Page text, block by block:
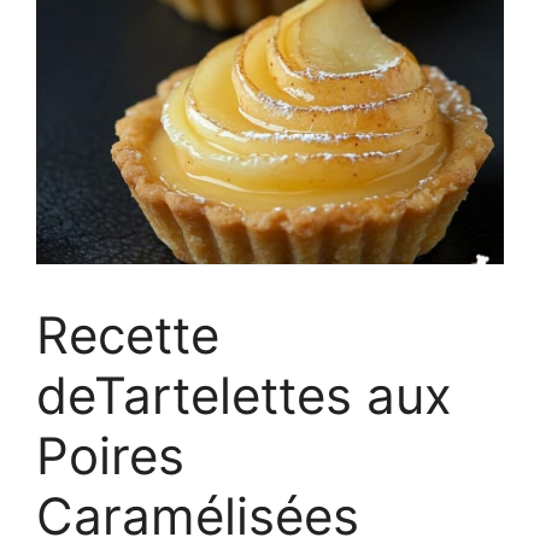
Recette
deTartelettes aux
Poires
Caramélisées